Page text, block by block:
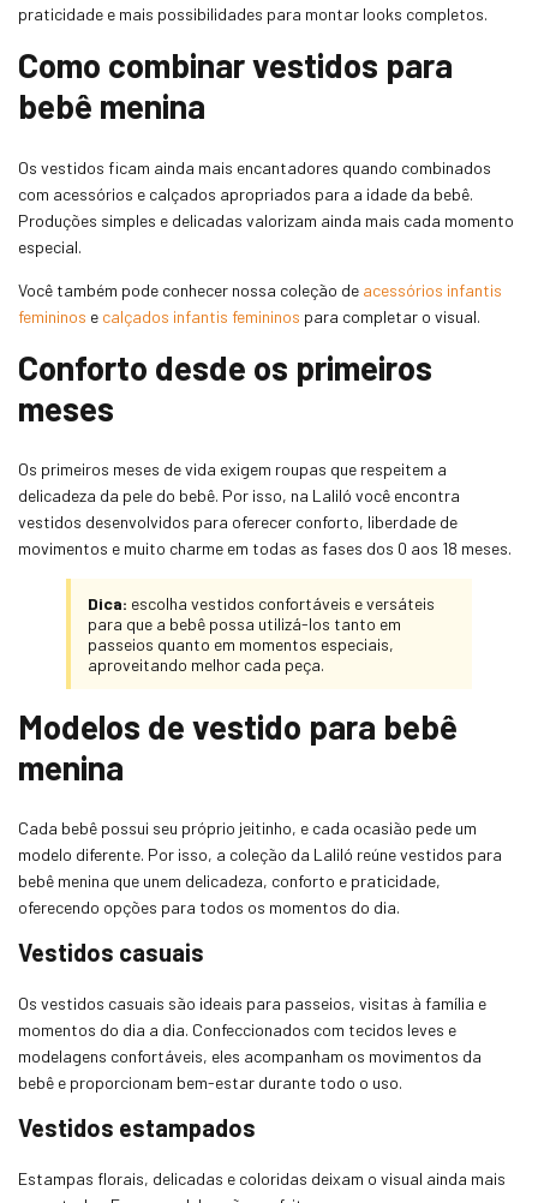
praticidade e mais possibilidades para montar looks completos.
Como combinar vestidos para
bebê menina
Os vestidos ficam ainda mais encantadores quando combinados
com acessórios e calçados apropriados para a idade da bebê.
Produções simples e delicadas valorizam ainda mais cada momento
especial.
Você também pode conhecer nossa coleção de acessórios infantis
femininos e calçados infantis femininos para completar o visual.
Conforto desde os primeiros
meses
Os primeiros meses de vida exigem roupas que respeitem a
delicadeza da pele do bebê. Por isso, na Laliló você encontra
vestidos desenvolvidos para oferecer conforto, liberdade de
movimentos e muito charme em todas as fases dos 0 aos 18 meses.
Dica: escolha vestidos confortáveis e versáteis
para que a bebê possa utilizá-los tanto em
passeios quanto em momentos especiais,
aproveitando melhor cada peça.
Modelos de vestido para bebê
menina
Cada bebê possui seu próprio jeitinho, e cada ocasião pede um
modelo diferente. Por isso, a coleção da Laliló reúne vestidos para
bebê menina que unem delicadeza, conforto e praticidade,
oferecendo opções para todos os momentos do dia.
Vestidos casuais
Os vestidos casuais são ideais para passeios, visitas à família e
momentos do dia a dia. Confeccionados com tecidos leves e
modelagens confortáveis, eles acompanham os movimentos da
bebê e proporcionam bem-estar durante todo o uso.
Vestidos estampados
Estampas florais, delicadas e coloridas deixam o visual ainda mais